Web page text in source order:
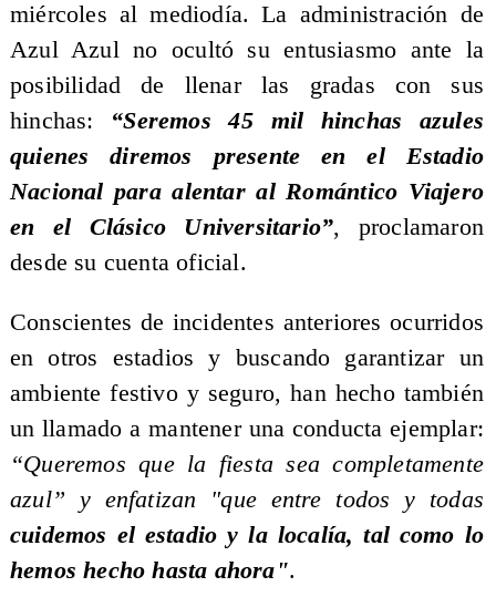
miércoles al mediodía. La administración de
Azul Azul no ocultó su entusiasmo ante la
posibilidad de llenar las gradas con sus
hinchas: “Seremos 45 mil hinchas azules
quienes diremos presente en el Estadio
Nacional para alentar al Romántico Viajero
en el Clásico Universitario”, proclamaron
desde su cuenta oficial.
Conscientes de incidentes anteriores ocurridos
en otros estadios y buscando garantizar un
ambiente festivo y seguro, han hecho también
un llamado a mantener una conducta ejemplar:
“Queremos que la fiesta sea completamente
azul” y enfatizan "que entre todos y todas
cuidemos el estadio y la localía, tal como lo
hemos hecho hasta ahora".